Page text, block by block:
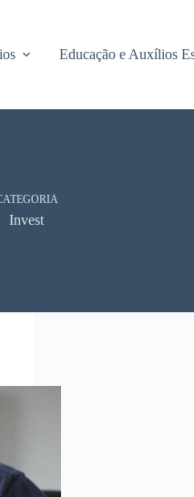
Educação e Auxílios
Invest